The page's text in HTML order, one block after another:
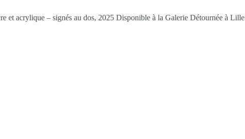
et acrylique – signés au dos, 2025 Disponible à la Galerie Détournée à Lille